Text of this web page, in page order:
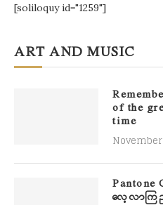
[soliloquy id="1259"]
ART AND MUSIC
of the
time
Pantone
လေ့လာကြည့်